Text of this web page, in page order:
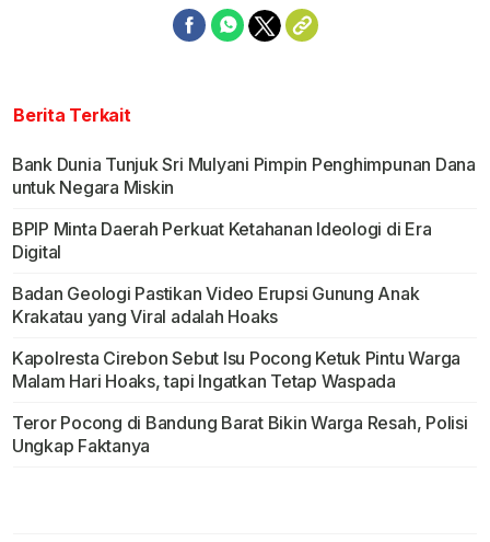
Berita Terkait
Bank Dunia Tunjuk Sri Mulyani Pimpin Penghimpunan Dana
untuk Negara Miskin
BPIP Minta Daerah Perkuat Ketahanan Ideologi di Era
Digital
Badan Geologi Pastikan Video Erupsi Gunung Anak
Krakatau yang Viral adalah Hoaks
Kapolresta Cirebon Sebut Isu Pocong Ketuk Pintu Warga
Malam Hari Hoaks, tapi Ingatkan Tetap Waspada
Teror Pocong di Bandung Barat Bikin Warga Resah, Polisi
Ungkap Faktanya